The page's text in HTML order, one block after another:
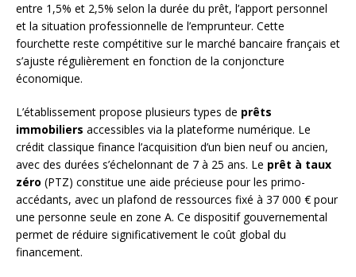
entre 1,5% et 2,5% selon la durée du prêt, l’apport personnel
et la situation professionnelle de l’emprunteur. Cette
fourchette reste compétitive sur le marché bancaire français et
s’ajuste régulièrement en fonction de la conjoncture
économique.
L’établissement propose plusieurs types de prêts
immobiliers accessibles via la plateforme numérique. Le
crédit classique finance l’acquisition d’un bien neuf ou ancien,
avec des durées s’échelonnant de 7 à 25 ans. Le prêt à taux
zéro (PTZ) constitue une aide précieuse pour les primo-
accédants, avec un plafond de ressources fixé à 37 000 € pour
une personne seule en zone A. Ce dispositif gouvernemental
permet de réduire significativement le coût global du
financement.